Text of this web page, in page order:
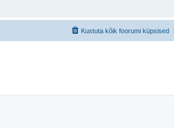
Kustuta kõik foorumi küpsised